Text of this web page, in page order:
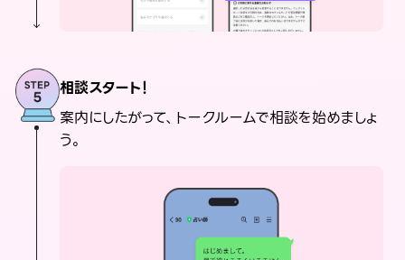
相談スタート！
案内にしたがって、トークルームで相談を始めましょ
う。